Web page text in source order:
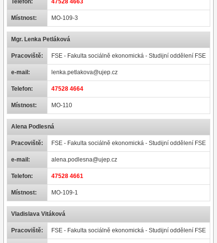
Telefon: 47528 4663
Místnost: MO-109-3
Mgr. Lenka Petláková
Pracoviště: FSE - Fakulta sociálně ekonomická - Studijní oddělení FSE
e-mail: lenka.petlakova@ujep.cz
Telefon: 47528 4664
Místnost: MO-110
Alena Podlesná
Pracoviště: FSE - Fakulta sociálně ekonomická - Studijní oddělení FSE
e-mail: alena.podlesna@ujep.cz
Telefon: 47528 4661
Místnost: MO-109-1
Vladislava Vitáková
Pracoviště: FSE - Fakulta sociálně ekonomická - Studijní oddělení FSE